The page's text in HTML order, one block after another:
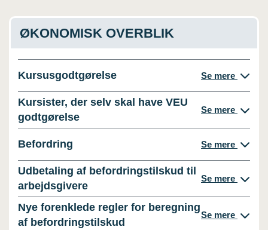
ØKONOMISK OVERBLIK
Kursusgodtgørelse Se mere
Kursister, der selv skal have VEU
godtgørelse
Se mere
Befordring Se mere
Udbetaling af befordringstilskud til
arbejdsgivere
Se mere
Nye forenklede regler for beregning
af befordringstilskud
Se mere